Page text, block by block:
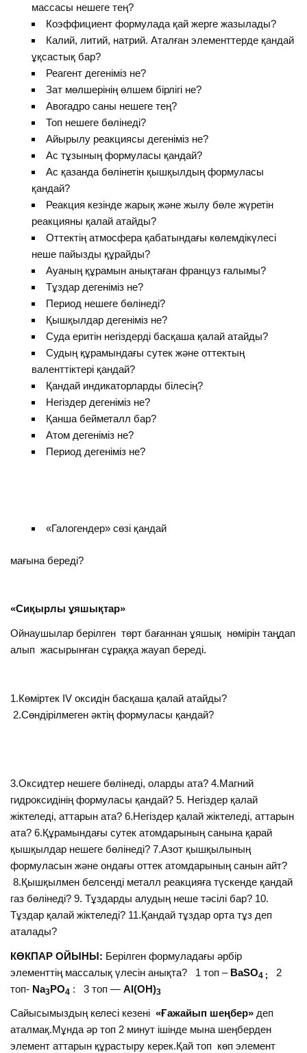
массасы нешеге тең?
Коэффициент формулада қай жерге жазылады?
Калий, литий, натрий. Аталған элементтерде қандай
ұқсастық бар?
Реагент дегеніміз не?
Зат мөлшерінің өлшем бірлігі не?
Авогадро саны нешеге тең?
Топ нешеге бөлінеді?
Айырылу реакциясы дегеніміз не?
Ас тұзының формуласы қандай?
Ас қазанда бөлінетін қышқылдың формуласы
қандай?
Реакция кезінде жарық және жылу бөле жүретін
реакцияны қалай атайды?
Оттектің атмосфера қабатындағы көлемдікүлесі
неше пайызды құрайды?
Ауаның құрамын анықтаған француз ғалымы?
Тұздар дегеніміз не?
Период нешеге бөлінеді?
Қышқылдар дегеніміз не?
Суда еритін негіздерді басқаша қалай атайды?
Судың құрамындағы сутек және оттектың
валенттіктері қандай?
Қандай индикаторларды білесің?
Негіздер дегеніміз не?
Қанша бейметалл бар?
Атом дегеніміз не?
Период дегеніміз не?
«Галогендер» сөзі қандай
мағына береді?
«Сиқырлы ұяшықтар»
Ойнаушылар берілген төрт бағаннан ұяшық нөмірін таңдап
алып жасырынған сұраққа жауап береді.
1.Көміртек IV оксидін басқаша қалай атайды?
2.Сөндірілмеген әктің формуласы қандай?
3.Оксидтер нешеге бөлінеді, оларды ата? 4.Магний
гидроксидінің формуласы қандай? 5. Негіздер қалай
жіктеледі, аттарын ата? 6.Негіздер қалай жіктеледі, аттарын
ата? 6.Құрамындағы сутек атомдарының санына қарай
қышқылдар нешеге бөлінеді? 7.Азот қышқылының
формуласын және ондағы оттек атомдарының санын айт?
8.Қышқылмен белсенді металл реакцияға түскенде қандай
газ бөлінеді? 9. Тұздарды алудың неше тәсілі бар? 10.
Тұздар қалай жіктеледі? 11.Қандай тұздар орта тұз деп
аталады?
КӨКПАР ОЙЫНЫ: Берілген формуладағы әрбір
элементтің массалық үлесін анықта? 1 топ – BaSO4 ;
2
топ- Na3PO4 : 3 топ —Al(OH)3
Сайысымыздың келесі кезені«Ғажайып шеңбер» деп
аталмақ.Мұнда әр топ 2 минут ішінде мына шеңберден
элемент аттарын құрастыру керек.Қай топ көп элемент